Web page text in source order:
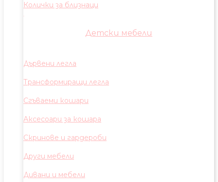
Колички за близнаци
Детски мебели
Дървени легла
Трансформиращи легла
Сгъваеми кошари
Аксесоари за кошара
Скринове и гардероби
Други мебели
Дивани и мебели